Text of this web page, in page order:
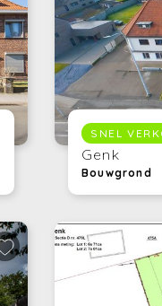
SNEL
Genk
Bouwgrond